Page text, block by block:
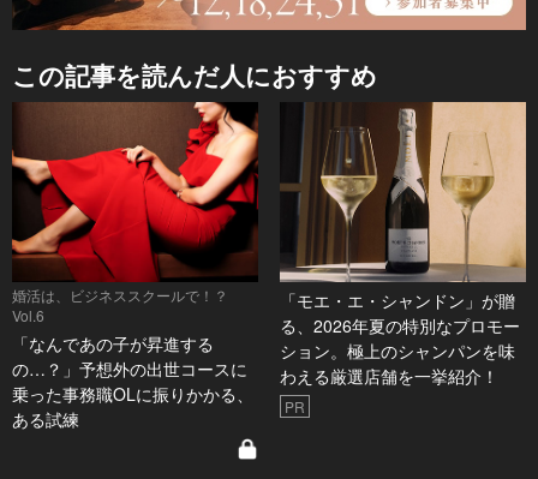
この記事を読んだ人におすすめ
婚活は、ビジネススクールで！？
Vol.6
「なんであの子が昇進する
の…？」予想外の出世コースに
乗った事務職OLに振りかかる、
ある試練
「モエ・エ・シャンドン」が贈
る、2026年夏の特別なプロモー
ション。極上のシャンパンを味
わえる厳選店舗を一挙紹介！
PR